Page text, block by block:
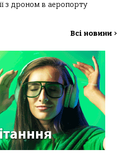
з дроном в аеропорту
Всі новини >